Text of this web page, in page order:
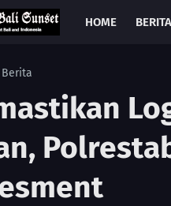
HOME BERITA
Berita